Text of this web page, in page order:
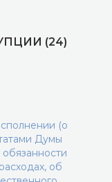
(24)
(о
Думы
об